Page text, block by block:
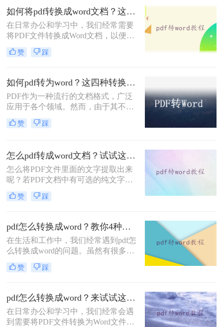
的方法吧。
如何将pdf转换成word文档？这三种方法你可以试试！
在日常办公和学习中，我们经常需要
将PDF文件转换成Word文档，以便进
行编辑、修改或重新排版。那么如何
将pdf转换成word文档呢？本文将为您
帮助您轻松应对这一需求。
赞 踩
如何pdf转为word？这四种转换方法肯定可以帮到你！
PDF作为一种流行的文档格式，广泛
应用于各个领域。然而，由于其不可
编辑的特性，有时我们需要将PDF转
换为Word文档以便进行编辑和修改。
帮助您轻松应对这一需求。
赞 踩
怎么pdf转成word文档？试试这4种转换方法！
怎么将PDF文件里面的文字提取出来
呢？若PDF文档中有可选的纯文字，
则可直接复制粘贴，若为不可选的纯
文字，则可以将怎么pdf转成word文
word呢？下面就来给大家详细的介绍
两种方法。
赞 踩
pdf怎么转换成word？教你4种免费好用方法！
在生活和工作中，我们经常遇到pdf怎
么转换成word的问题。虽然有很多转
换方法，但大多数人往往会感到困惑
和不知所措。今天，我将分享一个简
转换成可编辑的Word文档。
赞 踩
pdf怎么转换成word？来试试这三种实用方法！
在日常办公和学习中，我们经常会遇
到需要将PDF文件转换为Word文件的